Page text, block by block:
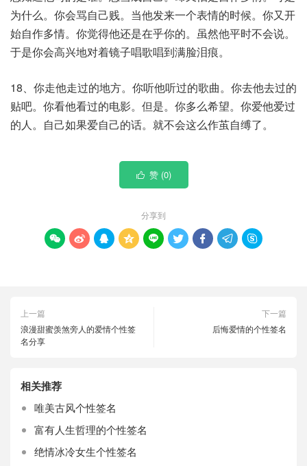
为什么。你会骂自己贱。当他发来一个表情的时候。你又开
始自作多情。你觉得他还是在乎你的。虽然他平时不会说。
于是你会高兴地对着镜子唱歌唱到满脸泪痕。
18、你走他走过的地方。你听他听过的歌曲。你去他去过的
贴吧。你看他看过的电影。但是。你多么希望。你爱他爱过
的人。自己如果爱自己的话。就不会这么作茧自缚了。
 赞 (0)
分享到
        
上一篇
浪漫甜蜜羡煞旁人的爱情个性签
名分享
下一篇
后悔爱情的个性签名
相关推荐
唯美古风个性签名
富有人生哲理的个性签名
绝情冰冷女生个性签名